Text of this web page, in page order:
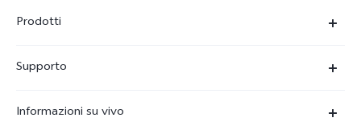
Prodotti
X300
Supporto
Informazioni su vivo